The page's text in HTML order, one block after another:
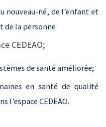
nouveau-né, de l’enfant et
de la personne
CEDEAO;
de santé améliorée;
en santé de qualité
l’espace CEDEAO.